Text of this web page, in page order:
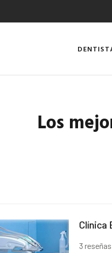
Los
Clínica
3 reseñas